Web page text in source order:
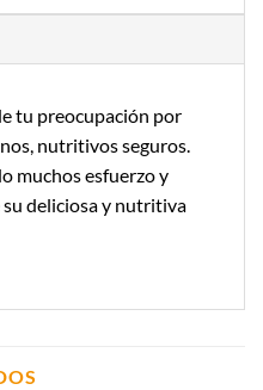
tu preocupación por
nutritivos seguros.
muchos esfuerzo y
deliciosa y nutritiva